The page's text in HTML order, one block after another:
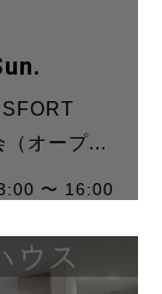
オープ...
〜 16:00